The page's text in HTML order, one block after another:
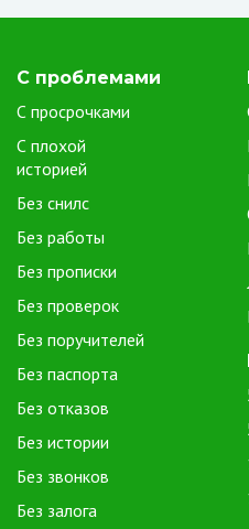
достаточно предоставить
простым и быстрым.
микрозаймов за 5 минут
средств без проверки
особенно ценно для тех, кто
прошлом и испытывает
традиционных кредитов.
Удобство онлайн-заявки.
5 минут максимально удобен
можете подать заявку в любое
или офиса. Это особенно
требуется финансовая
отсутствует.
Разнообразие услуг и
предлагает разнообразие
и процентными ставками.
условия, соответствующие
ситуации.
С проблемами
С просрочками
С плохой
историей
Без снилс
Без работы
Без прописки
Без проверок
Без поручителей
Без паспорта
Без отказов
Без истории
Без звонков
Без залога